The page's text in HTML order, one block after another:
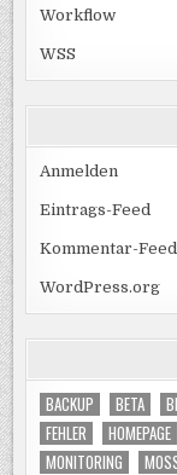
Workflow
WSS
Anmelden
Eintrags-Feed
Kommentar-Feed
WordPress.org
BACKUP BETA
FEHLER
HOMEPAGE
MONITORING